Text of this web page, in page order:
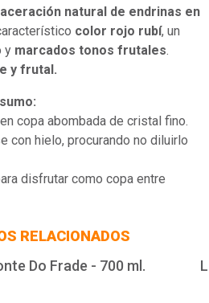
natural de endrinas en
color rojo rubí, un
y marcados tonos frutales.
y frutal.
copa abombada de cristal fino.
con hielo, procurando no diluirlo
disfrutar como copa entre
RELACIONADOS
Do Frade - 700 ml.